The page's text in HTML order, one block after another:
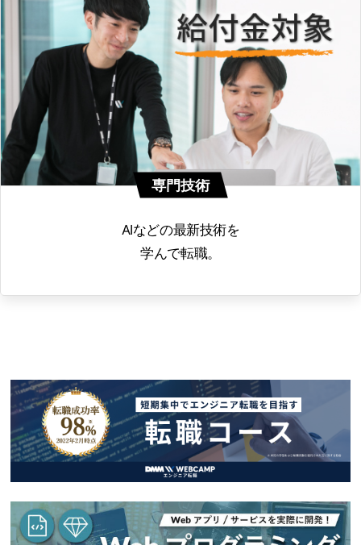
専門技術
AIなどの最新技術を
学んで転職。